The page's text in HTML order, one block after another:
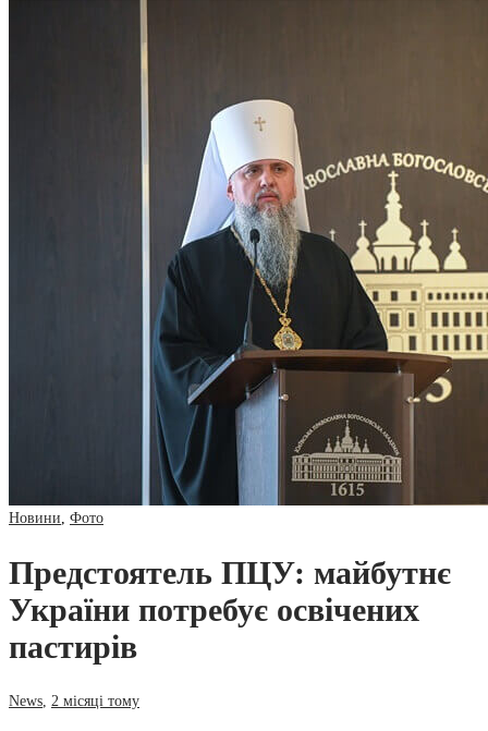
Новини Фото
Предстоятель ПЦУ: майбутнє
України потребує освічених
пастирів
News 2 місяці тому